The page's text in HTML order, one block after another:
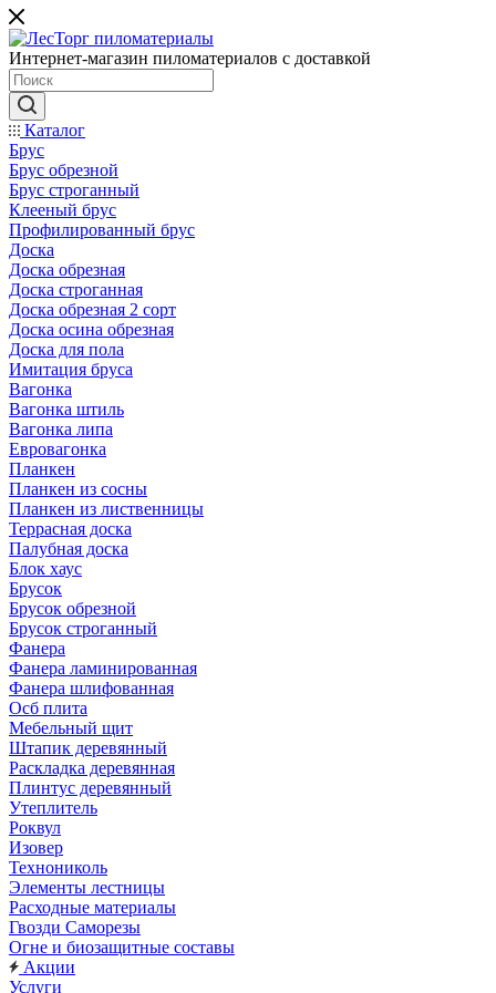
Интернет-магазин пиломатериалов с доставкой
Каталог
Брус
Брус обрезной
Брус строганный
Клееный брус
Профилированный брус
Доска
Доска обрезная
Доска строганная
Доска обрезная 2 сорт
Доска осина обрезная
Доска для пола
Имитация бруса
Вагонка
Вагонка штиль
Вагонка липа
Евровагонка
Планкен
Планкен из сосны
Планкен из лиственницы
Террасная доска
Палубная доска
Блок хаус
Брусок
Брусок обрезной
Брусок строганный
Фанера
Фанера ламинированная
Фанера шлифованная
Осб плита
Мебельный щит
Штапик деревянный
Раскладка деревянная
Плинтус деревянный
Утеплитель
Роквул
Изовер
Технониколь
Элементы лестницы
Расходные материалы
Гвозди Саморезы
Огне и биозащитные составы
Акции
Услуги